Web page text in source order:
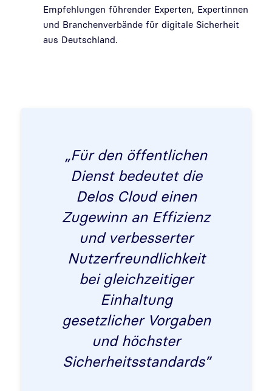
Empfehlungen führender Experten, Expertinnen
und Branchenverbände für digitale Sicherheit
aus Deutschland.
„Für den öffentlichen
Dienst bedeutet die
Delos Cloud einen
Zugewinn an Effizienz
und verbesserter
Nutzerfreundlichkeit
bei gleichzeitiger
Einhaltung
gesetzlicher Vorgaben
und höchster
Sicherheitsstandards”